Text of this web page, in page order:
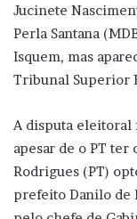
Jucinete
Perla Santana
Isquem, mas
Tribunal Superior
A disputa
apesar de o PT
Rodrigues (PT)
prefeito Danilo de